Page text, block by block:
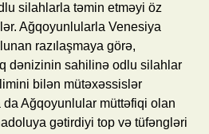
silahlarla təmin etməyi öz
Ağqoyunlularla Venesiya
razılaşmaya görə,
dənizinin sahilinə odlu silahlar
bilən mütəxəssislər
Ağqoyunlular müttəfiqi olan
gətirdiyi top və tüfəngləri